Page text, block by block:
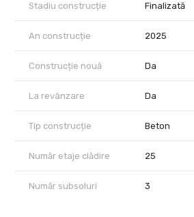
Stadiu construcție Finalizată
An construcție 2025
Construcție nouă Da
La revânzare Da
Tip construcție Beton
Număr etaje clădire 25
Număr subsoluri 3